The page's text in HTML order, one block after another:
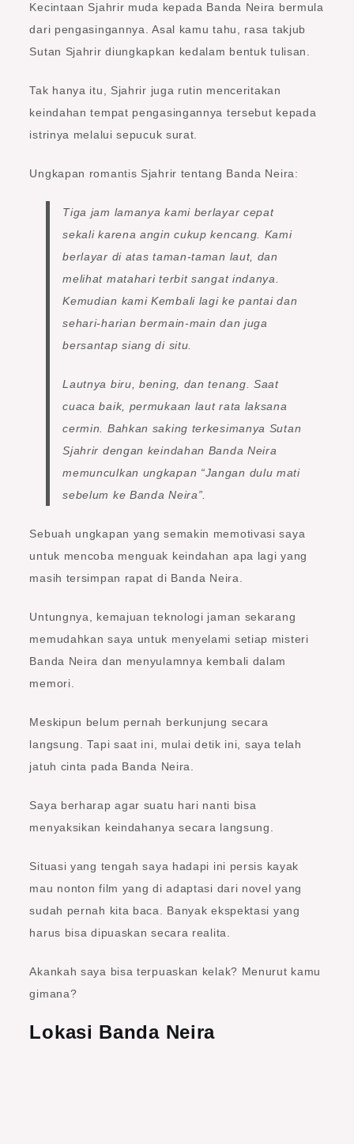
Kecintaan Sjahrir muda kepada Banda Neira bermula
dari pengasingannya. Asal kamu tahu, rasa takjub
Sutan Sjahrir diungkapkan kedalam bentuk tulisan.
Tak hanya itu, Sjahrir juga rutin menceritakan
keindahan tempat pengasingannya tersebut kepada
istrinya melalui sepucuk surat.
Ungkapan romantis Sjahrir tentang Banda Neira:
Tiga jam lamanya kami berlayar cepat
sekali karena angin cukup kencang. Kami
berlayar di atas taman-taman laut, dan
melihat matahari terbit sangat indanya.
Kemudian kami Kembali lagi ke pantai dan
sehari-harian bermain-main dan juga
bersantap siang di situ.
Lautnya biru, bening, dan tenang. Saat
cuaca baik, permukaan laut rata laksana
cermin. Bahkan saking terkesimanya Sutan
Sjahrir dengan keindahan Banda Neira
memunculkan ungkapan “Jangan dulu mati
sebelum ke Banda Neira”.
Sebuah ungkapan yang semakin memotivasi saya
untuk mencoba menguak keindahan apa lagi yang
masih tersimpan rapat di Banda Neira.
Untungnya, kemajuan teknologi jaman sekarang
memudahkan saya untuk menyelami setiap misteri
Banda Neira dan menyulamnya kembali dalam
memori.
Meskipun belum pernah berkunjung secara
langsung. Tapi saat ini, mulai detik ini, saya telah
jatuh cinta pada Banda Neira.
Saya berharap agar suatu hari nanti bisa
menyaksikan keindahanya secara langsung.
Situasi yang tengah saya hadapi ini persis kayak
mau nonton film yang di adaptasi dari novel yang
sudah pernah kita baca. Banyak ekspektasi yang
harus bisa dipuaskan secara realita.
Akankah saya bisa terpuaskan kelak? Menurut kamu
gimana?
Lokasi Banda Neira